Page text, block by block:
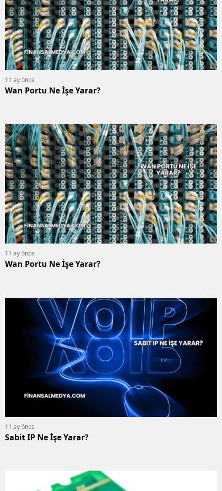
11 ay önce
Wan Portu Ne İşe Yarar?
11 ay önce
Wan Portu Ne İşe Yarar?
11 ay önce
Sabit IP Ne İşe Yarar?